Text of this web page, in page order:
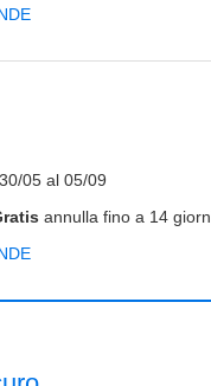
30/05 al 05/09
annulla fino a 14